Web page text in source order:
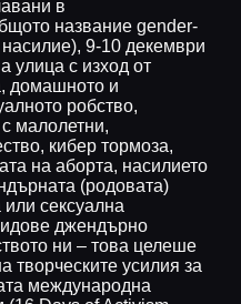
в
название gender-
9-10 декември
улица с изход от
домашното и
робство,
малолетни,
кибер тормоза,
на аборта, насилието
(родовата)
или сексуална
джендърно
ни – това целеше
творческите усилия за
международна